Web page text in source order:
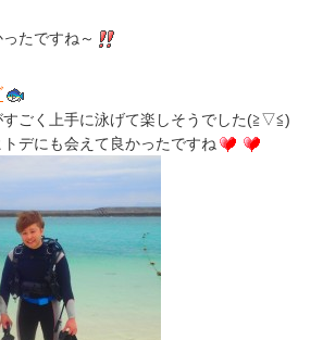
たですね～
すごく上手に泳げて楽しそうでした(≧▽≦)
デにも会えて良かったですね